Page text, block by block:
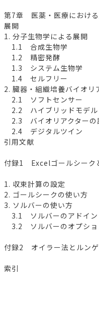
第7章 医薬・医療における
展開
1. 分子生物学による展開
1.1 合成生物学
1.2 精密発酵
1.3 システム生物学
1.4 セルフリー
2. 臓器・組織培養バイオリ
2.1 ソフトセンサー
2.2 ハイブリッドモデル
2.3 バイオリアクターの
2.4 デジタルツイン
引用文献
付録1 Excelゴールシーク
1. 収束計算の設定
2. ゴールシークの使い方
3. ソルバーの使い方
3.1 ソルバーのアドイン
3.2 ソルバーのオプショ
付録2 オイラー法とルンゲ
索引